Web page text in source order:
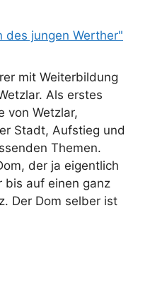
mit Weiterbildung
Als erstes
von Wetzlar,
Stadt, Aufstieg und
Themen.
der ja eigentlich
bis auf einen ganz
Der Dom selber ist